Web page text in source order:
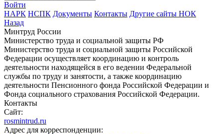
Войти
НАРК НСПК Документы Контакты Другие сайты НОК
Назад
Минтруд России
Министерство труда и социальной защиты РФ
Министерство труда и социальной защиты Российской
Федерации осуществляет координацию и контроль
деятельности находящейся в его ведении Федеральной
службы по труду и занятости, а также координацию
деятельности Пенсионного фонда Российской Федерации и
Фонда социального страхования Российской Федерации.
Контакты
Сайт:
rosmintrud.ru
Адрес для корреспонденции: